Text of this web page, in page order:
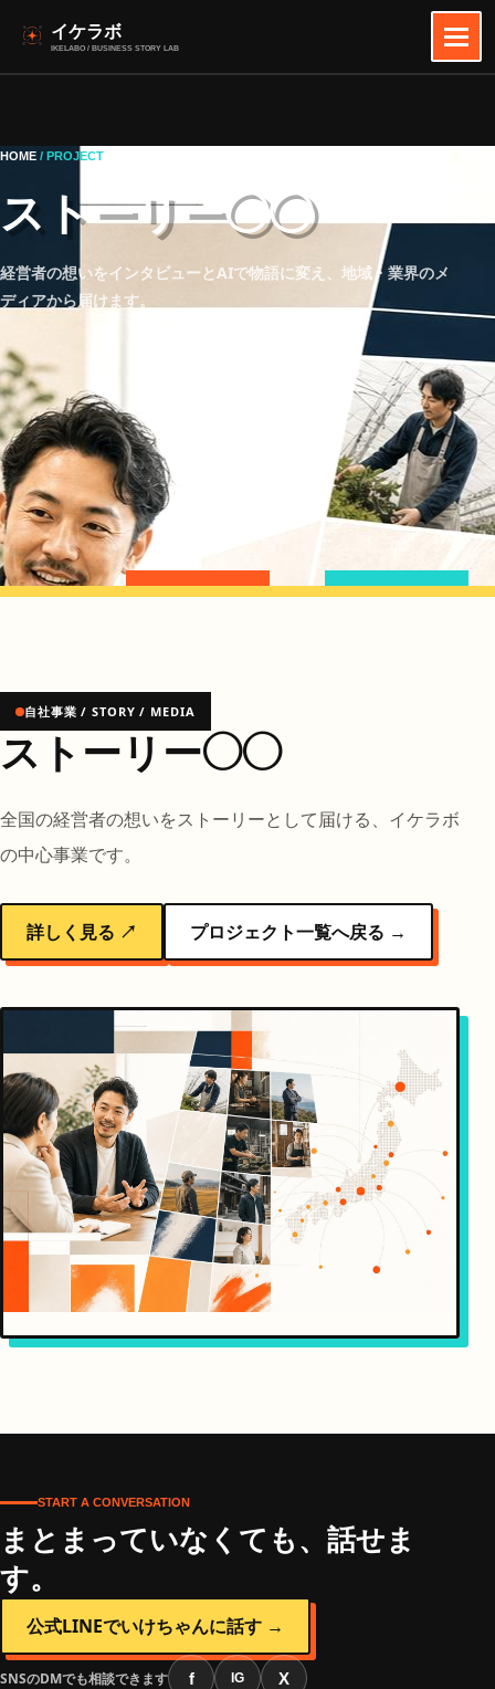
イケラボ
IKELABO / BUSINESS STORY LAB
HOME / PROJECT
ストーリー◯◯
経営者の想いをインタビューとAIで物語に変え、地域・業界のメ
ディアから届けます。
自社事業 / STORY / MEDIA
ストーリー◯◯
全国の経営者の想いをストーリーとして届ける、イケラボ
の中心事業です。
詳しく見る ↗ プロジェクト一覧へ戻る →
START A CONVERSATION
まとまっていなくても、話せま
す。
公式LINEでいけちゃんに話す →
SNSのDMでも相談できます f IG X